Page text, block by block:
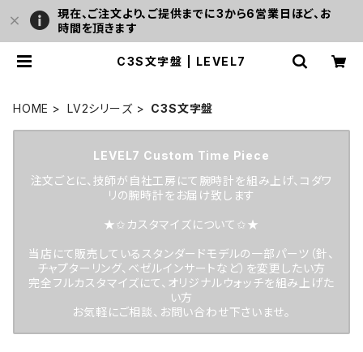
現在、ご注文より、ご提供までに3から6営業日ほど、お
時間を頂きます
C3S文字盤 | LEVEL7
HOME LV2シリーズ C3S文字盤
LEVEL7 Custom Time Piece
注文ごとに、技師が自社工房にて腕時計を組み上げ、コダワ
リの腕時計をお届け致します
★✩カスタマイズについて✩★
当店にて販売しているスタンダードモデルの一部パーツ（針、
チャプターリング、ベゼルインサートなど）を変更したい方
完全フルカスタマイズにて、オリジナルウォッチを組み上げた
い方
お気軽にご相談、お問い合わせ下さいませ。